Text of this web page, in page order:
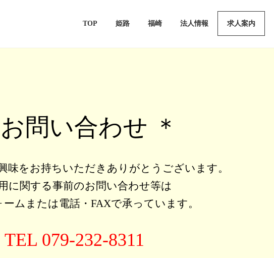
TOP 姫路 福崎 法人情報 求人案内
お問い合わせ ＊
味をお持ちいただきありがとうございます。
に関する事前のお問い合わせ等は
ムまたは電話・FAXで承っています。
TEL 079-232-8311